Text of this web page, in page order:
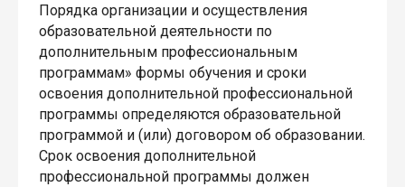
Порядка организации и осуществления
образовательной деятельности по
дополнительным профессиональным
программам» формы обучения и сроки
освоения дополнительной профессиональной
программы определяются образовательной
программой и (или) договором об образовании.
Срок освоения дополнительной
профессиональной программы должен